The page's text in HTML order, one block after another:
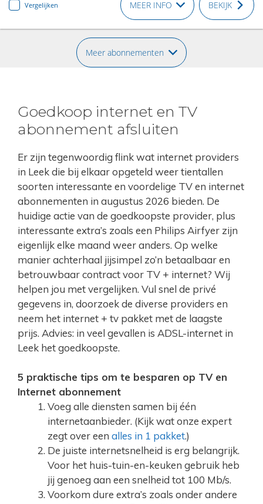
Vergelijken MEER INFO BEKIJK
Meer abonnementen
Goedkoop internet en TV
abonnement afsluiten
Er zijn tegenwoordig flink wat internet providers
in Leek die bij elkaar opgeteld weer tientallen
soorten interessante en voordelige TV en internet
abonnementen in augustus 2026 bieden. De
huidige actie van de goedkoopste provider, plus
interessante extra’s zoals een Philips Airfyer zijn
eigenlijk elke maand weer anders. Op welke
manier achterhaal jijsimpel zo’n betaalbaar en
betrouwbaar contract voor TV + internet? Wij
helpen jou met vergelijken. Vul snel de privé
gegevens in, doorzoek de diverse providers en
neem het internet + tv pakket met de laagste
prijs. Advies: in veel gevallen is ADSL-internet in
Leek het goedkoopste.
5 praktische tips om te besparen op TV en
Internet abonnement
Voeg alle diensten samen bij één
internetaanbieder. (Kijk wat onze expert
zegt over een alles in 1 pakket.)
De juiste internetsnelheid is erg belangrijk.
Voor het huis-tuin-en-keuken gebruik heb
jij genoeg aan een snelheid tot 100 Mb/s.
Voorkom dure extra’s zoals onder andere